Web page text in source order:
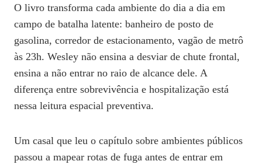
O livro transforma cada ambiente do dia a dia em
campo de batalha latente: banheiro de posto de
gasolina, corredor de estacionamento, vagão de metrô
às 23h. Wesley não ensina a desviar de chute frontal,
ensina a não entrar no raio de alcance dele. A
diferença entre sobrevivência e hospitalização está
nessa leitura espacial preventiva.
Um casal que leu o capítulo sobre ambientes públicos
passou a mapear rotas de fuga antes de entrar em